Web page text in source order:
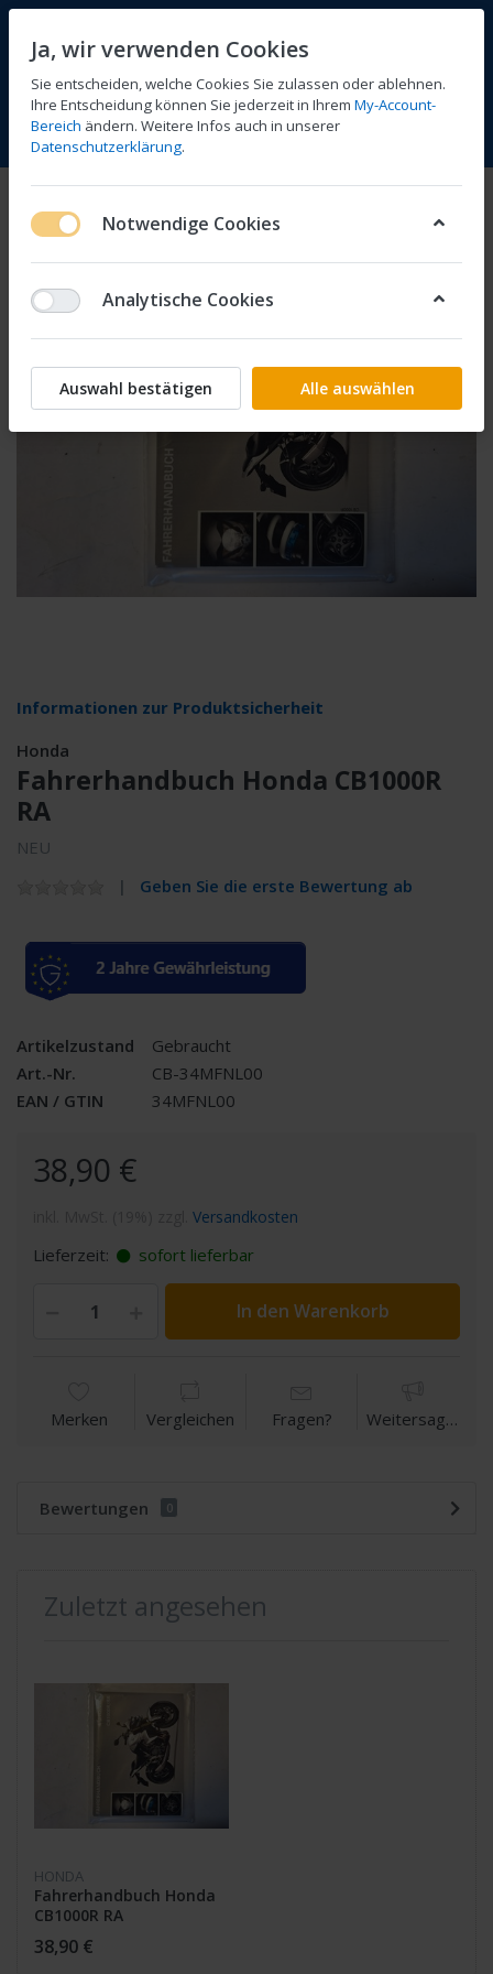
Menü Anmelden Vergleichen Wunschliste
Informationen zur Produktsicherheit
Honda
Fahrerhandbuch Honda CB1000R
RA
NEU
Geben Sie die erste Bewertung ab
Artikelzustand
Gebraucht
Art.-Nr.
CB-34MFNL00
EAN / GTIN
34MFNL00
38,90 €
Versandkosten
Lieferzeit: sofort lieferbar
In den Warenkorb
Merken Vergleichen Fragen? Weitersagen
Bewertungen 0
Zuletzt angesehen
HONDA
Fahrerhandbuch Honda
CB1000R RA
38,90 €
Ja, wir verwenden Cookies
Sie entscheiden, welche Cookies Sie zulassen oder ablehnen.
Ihre Entscheidung können Sie jederzeit in Ihrem My-Account-
Bereich ändern. Weitere Infos auch in unserer
Datenschutzerklärung.
Notwendige Cookies
Analytische Cookies
Auswahl bestätigen Alle auswählen